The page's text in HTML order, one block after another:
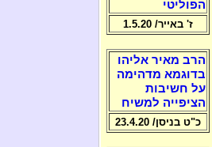
הפוליטי
ז' באייר/ 1.5.20
הרב מאיר אליהו
בדוגמא מדהימה
על חשיבות
הציפייה למשיח
כ"ט בניסן/ 23.4.20